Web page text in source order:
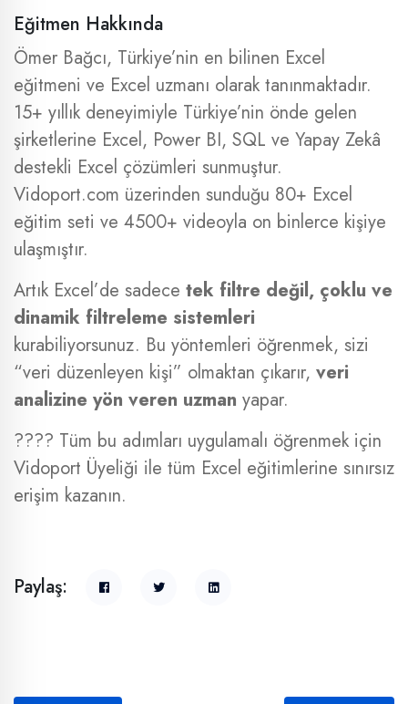
Eğitmen Hakkında
Ömer Bağcı, Türkiye’nin en bilinen Excel
eğitmeni ve Excel uzmanı olarak tanınmaktadır.
15+ yıllık deneyimiyle Türkiye’nin önde gelen
şirketlerine Excel, Power BI, SQL ve Yapay Zekâ
destekli Excel çözümleri sunmuştur.
Vidoport.com üzerinden sunduğu 80+ Excel
eğitim seti ve 4500+ videoyla on binlerce kişiye
ulaşmıştır.
Artık Excel’de sadece tek filtre değil, çoklu ve
dinamik filtreleme sistemleri
kurabiliyorsunuz. Bu yöntemleri öğrenmek, sizi
“veri düzenleyen kişi” olmaktan çıkarır, veri
analizine yön veren uzman yapar.
???? Tüm bu adımları uygulamalı öğrenmek için
Vidoport Üyeliği ile tüm Excel eğitimlerine sınırsız
erişim kazanın.
Paylaş: